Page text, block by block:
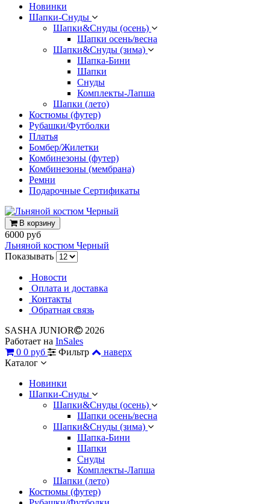
Новинки
Шапки-Снуды
Шапки&Cнуды (осень)
Шапки осень/весна
Шапки&Cнуды (зима)
Шапка-Бини
Шапки
Снуды
Комплекты-Лапша
Шапки (лето)
Костюмы (футер)
Рубашки/Футболки
Платья
Бомбер/Жилетки
Комбинезоны (футер)
Комбинезоны (мембрана)
Ремни
Подарочные Сертификаты
В корзину
6000 руб
Льняной костюм Черный
Показывать
Новости
Оплата и доставка
Контакты
Обратная связь
SASHA JUNIOR
2026
Работает на InSales
0 0 руб Фильтр
наверх
Каталог
Новинки
Шапки-Снуды
Шапки&Cнуды (осень)
Шапки осень/весна
Шапки&Cнуды (зима)
Шапка-Бини
Шапки
Снуды
Комплекты-Лапша
Шапки (лето)
Костюмы (футер)